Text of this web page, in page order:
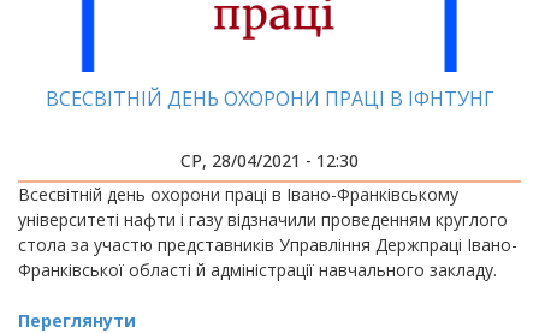
ВСЕСВІТНІЙ ДЕНЬ ОХОРОНИ ПРАЦІ В ІФНТУНГ
СР, 28/04/2021 - 12:30
Всесвітній день охорони праці в Івано-Франківському
університеті нафти і газу відзначили проведенням круглого
стола за участю представників Управління Держпраці Івано-
Франківської області й адміністрації навчального закладу.
Переглянути